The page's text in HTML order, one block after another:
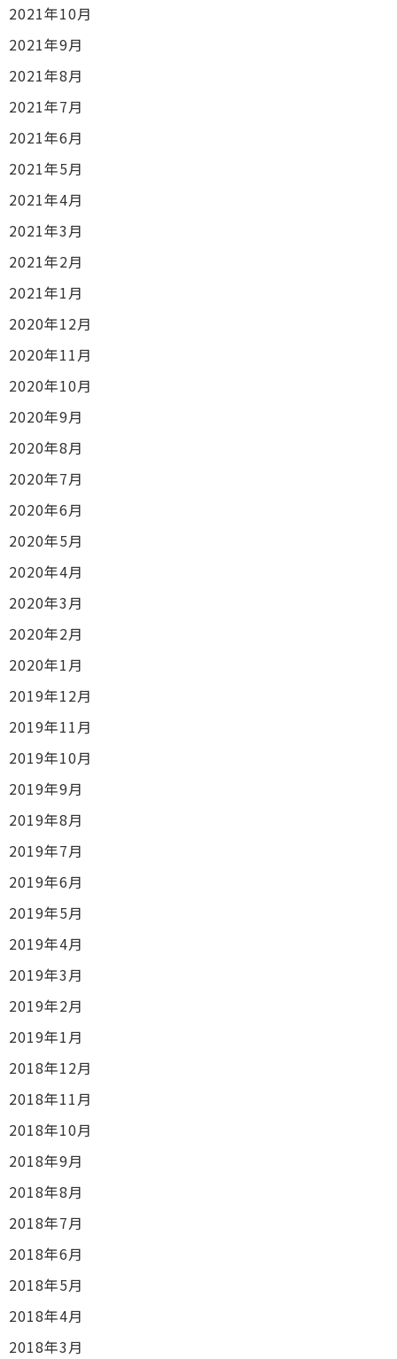
2021年10月
2021年9月
2021年8月
2021年7月
2021年6月
2021年5月
2021年4月
2021年3月
2021年2月
2021年1月
2020年12月
2020年11月
2020年10月
2020年9月
2020年8月
2020年7月
2020年6月
2020年5月
2020年4月
2020年3月
2020年2月
2020年1月
2019年12月
2019年11月
2019年10月
2019年9月
2019年8月
2019年7月
2019年6月
2019年5月
2019年4月
2019年3月
2019年2月
2019年1月
2018年12月
2018年11月
2018年10月
2018年9月
2018年8月
2018年7月
2018年6月
2018年5月
2018年4月
2018年3月